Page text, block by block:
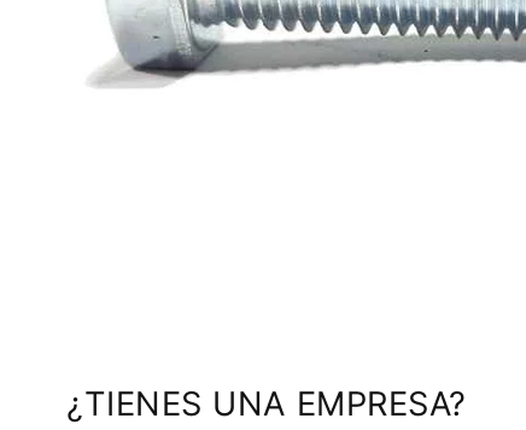
¿TIENES UNA EMPRESA?